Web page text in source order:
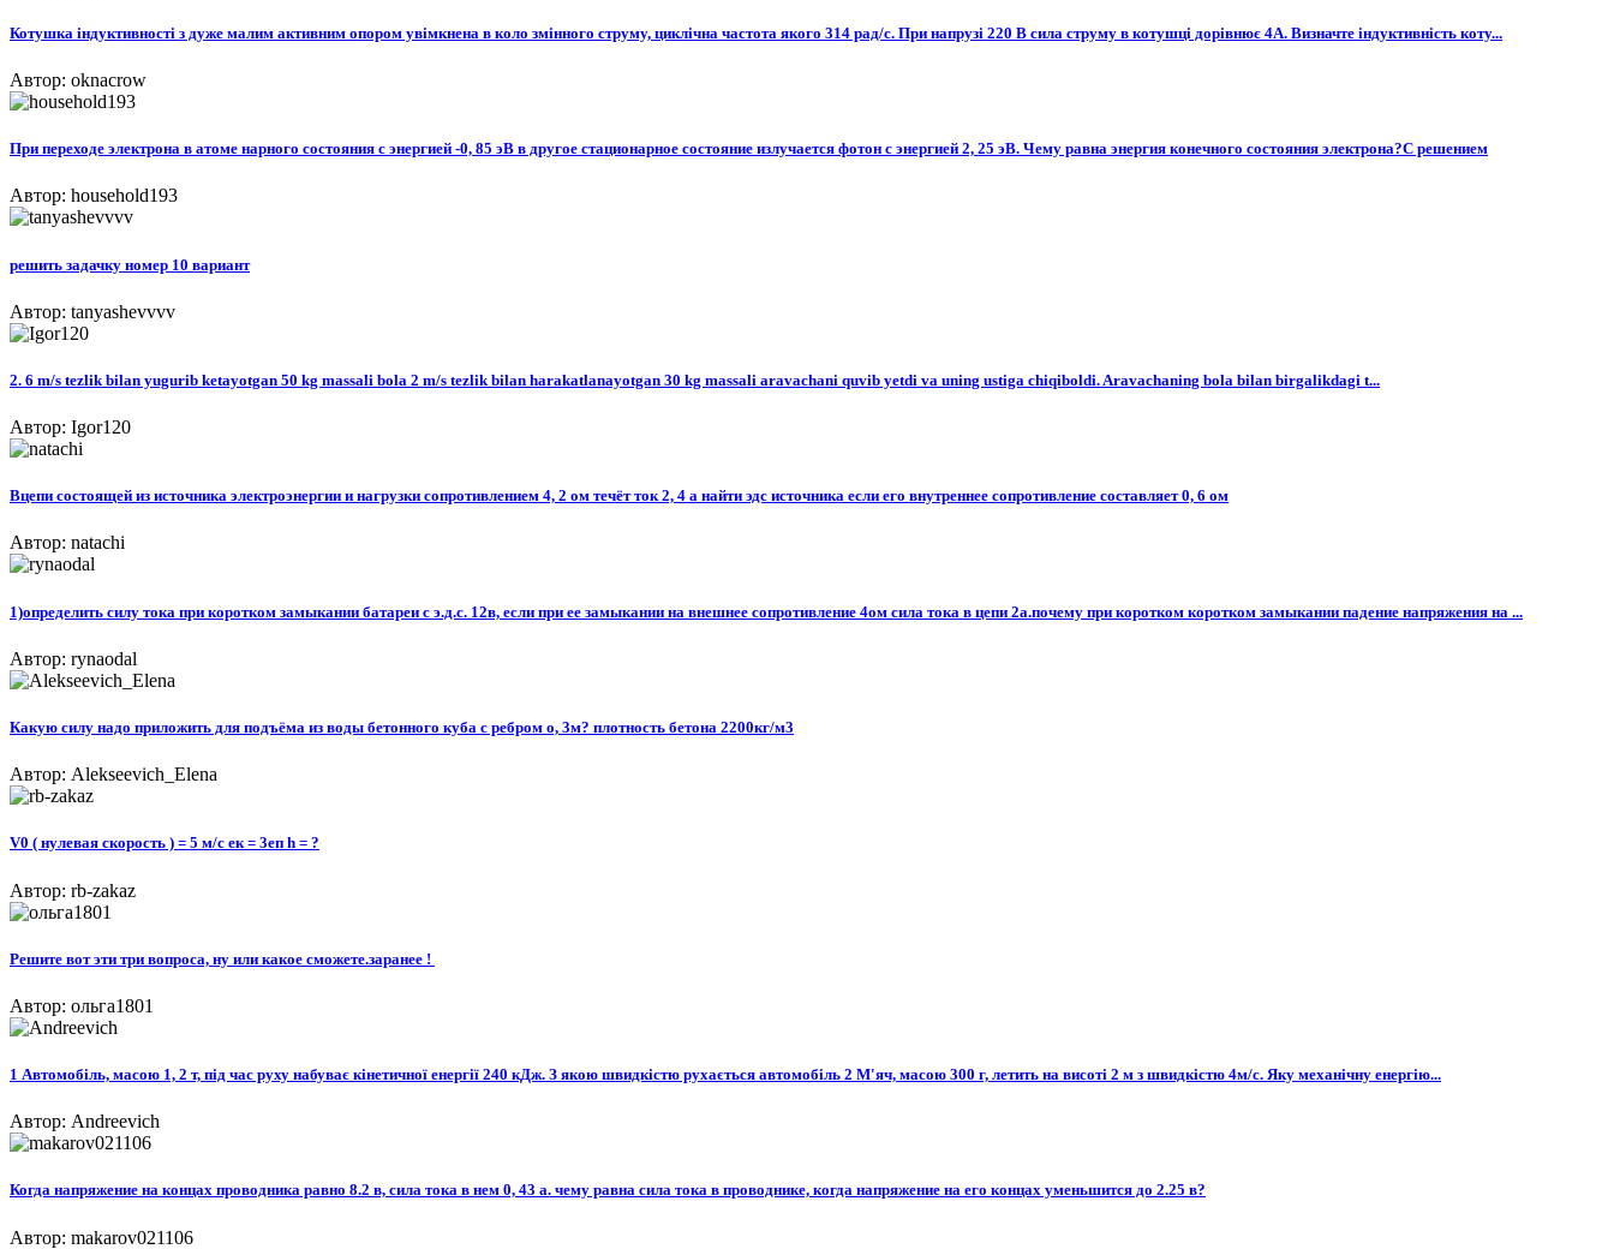
Котушка індуктивності з дуже малим активним опором увімкнена в коло змінного струму, циклічна частота якого 314 рад/с. При напрузі 220 В сила струму в котушці дорівнює 4А. Визначте індуктивність коту...
Автор: oknacrow
При переходе электрона в атоме нарного состояния с энергией -0, 85 эВ в другое стационарное состояние излучается фотон с энергией 2, 25 эВ. Чему равна энергия конечного состояния электрона?С решением
Автор: household193
решить задачку номер 10 вариант
Автор: tanyashevvvv
2. 6 m/s tezlik bilan yugurib ketayotgan 50 kg massali bola 2 m/s tezlik bilan harakatlanayotgan 30 kg massali aravachani quvib yetdi va uning ustiga chiqiboldi. Aravachaning bola bilan birgalikdagi t...
Автор: Igor120
Вцепи состоящей из источника электроэнергии и нагрузки сопротивлением 4, 2 ом течёт ток 2, 4 а найти эдс источника если его внутреннее сопротивление составляет 0, 6 ом
Автор: natachi
1)определить силу тока при коротком замыкании батареи с э.д.с. 12в, если при ее замыкании на внешнее сопротивление 4ом сила тока в цепи 2а.почему при коротком коротком замыкании падение напряжения на ...
Автор: rynaodal
Какую силу надо приложить для подъёма из воды бетонного куба с ребром о, 3м? плотность бетона 2200кг/м3
Автор: Alekseevich_Elena
V0 ( нулевая скорость ) = 5 м/с ек = 3еп h = ?
Автор: rb-zakaz
Решите вот эти три вопроса, ну или какое сможете.заранее ! ​
Автор: ольга1801
1 Автомобіль, масою 1, 2 т, під час руху набуває кінетичної енергії 240 кДж. З якою швидкістю рухається автомобіль 2 М'яч, масою 300 г, летить на висоті 2 м з швидкістю 4м/с. Яку механічну енергію...
Автор: Andreevich
Когда напряжение на концах проводника равно 8.2 в, сила тока в нем 0, 43 а. чему равна сила тока в проводнике, когда напряжение на его концах уменьшится до 2.25 в?
Автор: makarov021106